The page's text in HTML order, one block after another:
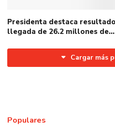
Presidenta destaca
llegada de 26.2 millones de…
Cargar más
Populares